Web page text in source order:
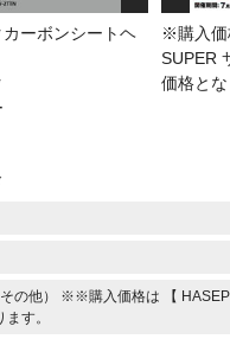
ーボンシートヘ
※購入価
SUPER
価格とな
の他） ※※購入価格は 【
す。